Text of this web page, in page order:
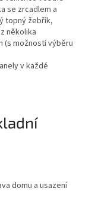
se zrcadlem a
topný žebřík,
několika
(s možností výběru
v každé
domu a usazení